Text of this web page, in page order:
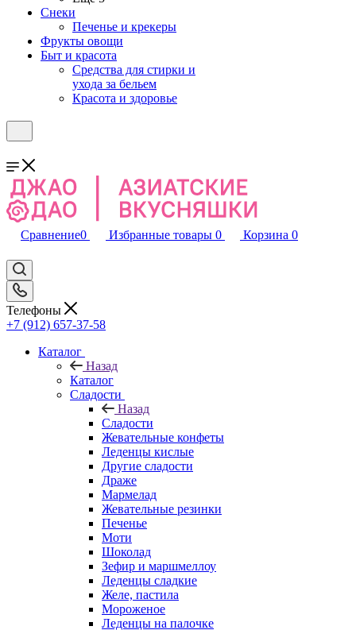
Снеки
Печенье и крекеры
Фрукты овощи
Быт и красота
Средства для стирки и
ухода за бельем
Красота и здоровье
Сравнение0 Избранные товары 0 Корзина 0
Телефоны
+7 (912) 657-37-58
Каталог
Назад
Каталог
Сладости
Назад
Сладости
Жевательные конфеты
Леденцы кислые
Другие сладости
Драже
Мармелад
Жевательные резинки
Печенье
Моти
Шоколад
Зефир и маршмеллоу
Леденцы сладкие
Желе, пастила
Мороженое
Леденцы на палочке